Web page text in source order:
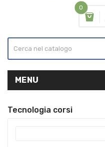
0
MENU
Tecnologia corsi